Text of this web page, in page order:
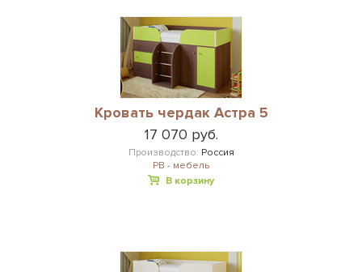
Кровать чердак Астра 5
17 070 руб.
Производство: Россия
РВ - мебель
В корзину